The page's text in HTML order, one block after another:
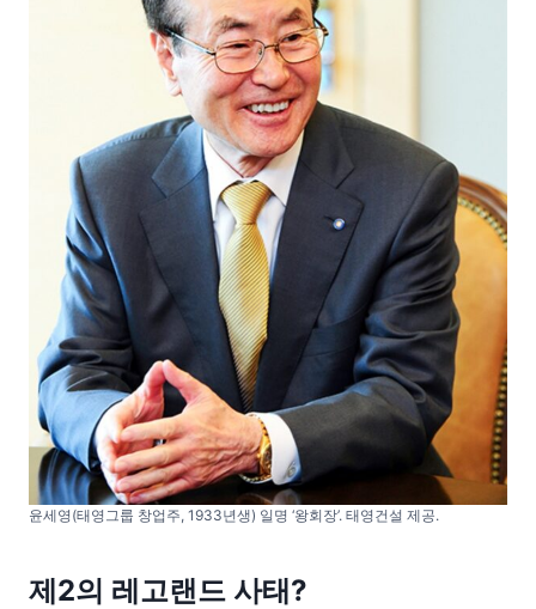
윤세영(태영그룹 창업주, 1933년생) 일명 ‘왕회장’. 태영건설 제공.
제2의 레고랜드 사태?